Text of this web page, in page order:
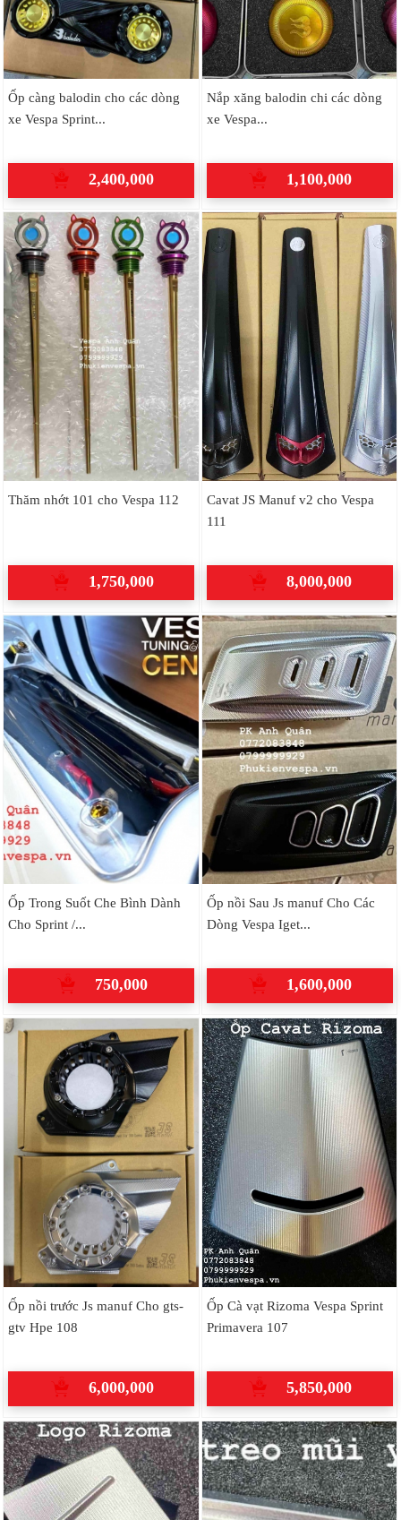
Ốp càng balodin cho các dòng
xe Vespa Sprint...
2,400,000
Nắp xăng balodin chi các dòng
xe Vespa...
1,100,000
Thăm nhớt 101 cho Vespa 112
1,750,000
Cavat JS Manuf v2 cho Vespa
111
8,000,000
Ốp Trong Suốt Che Bình Dành
Cho Sprint /...
750,000
Ốp nồi Sau Js manuf Cho Các
Dòng Vespa Iget...
1,600,000
Ốp nồi trước Js manuf Cho gts-
gtv Hpe 108
6,000,000
Ốp Cà vạt Rizoma Vespa Sprint
Primavera 107
5,850,000